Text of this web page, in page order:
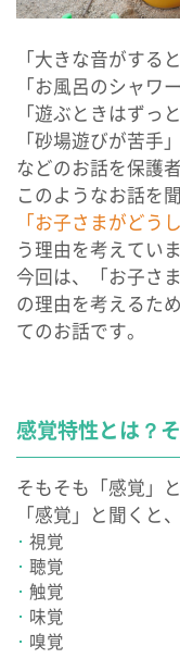
「大きな音がする
「お風呂のシャワ
「遊ぶときはずっ
「砂場遊びが苦手」
などのお話を保護
このようなお話を
「お子さまがどう
う理由を考えていま
今回は、「お子さ
の理由を考えるた
てのお話です。
感覚特性とは？
そもそも「感覚」
「感覚」と聞くと、
視覚
聴覚
触覚
味覚
嗅覚
個別相
資料請
会